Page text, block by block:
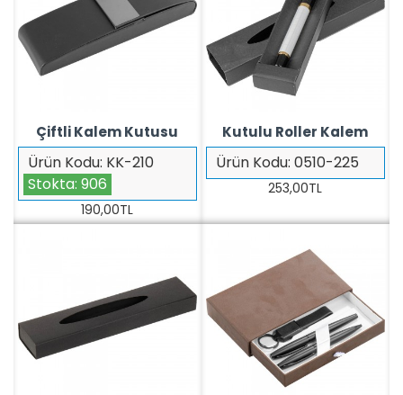
Ürün Kodu: KK-210
Stokta: 906
Çiftli Kalem Kutusu
190,00TL
Ürün Kodu: 0510-225
Kutulu Roller Kalem
253,00TL